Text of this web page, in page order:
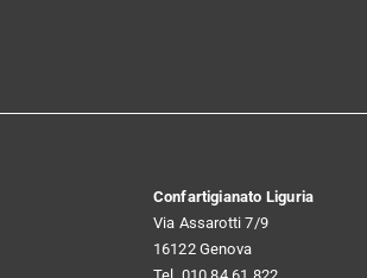
Confartigianato Liguria
Via Assarotti 7/9
16122 Genova